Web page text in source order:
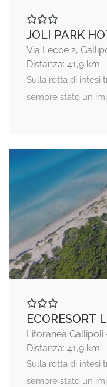
JOLI PARK
Via Lecce 2,
Distanza: 41,9 km
Sulla rotta di intesi
sempre stato un
ECORESORT
Litoranea Gallipoli
Distanza: 41,9 km
Sulla rotta di intesi
sempre stato un